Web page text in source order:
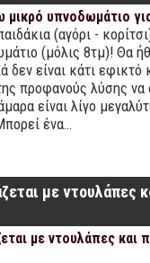
(αγόρι -
(μόλις 8τμ)! Θα
δεν είναι κάτι εφικτό
προφανούς λύσης
είναι λίγο
ένα…
με ντουλάπες